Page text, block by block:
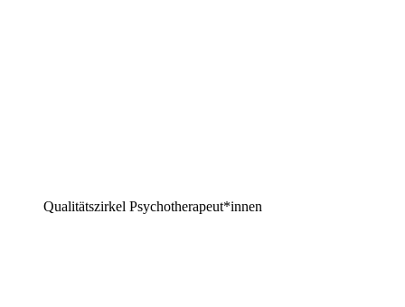
Qualitätszirkel Psychotherapeut*innen